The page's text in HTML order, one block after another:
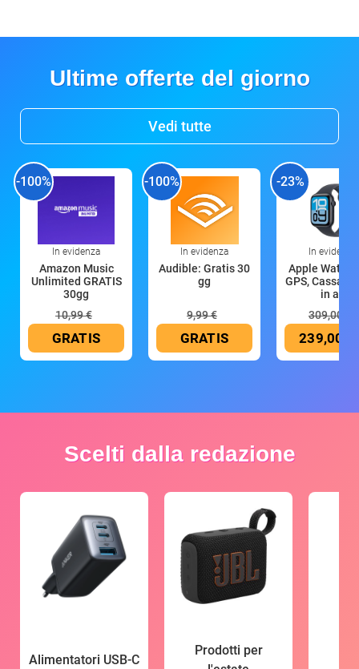
Ultime offerte del giorno
Vedi tutte
-100%
In evidenza
Amazon Music
Unlimited GRATIS
30gg
10,99 €
GRATIS
-100%
In evidenza
Audible: Gratis 30
gg
9,99 €
GRATIS
-23%
In evidenza
Apple Watch
GPS, Cassa
in all
309,00 €
239,00 €
Scelti dalla redazione
Alimentatori USB-C
Prodotti per